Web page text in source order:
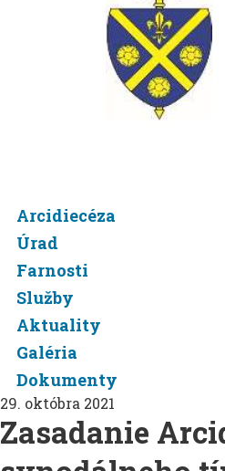
Arcidiecéza
Úrad
Farnosti
Služby
Aktuality
Galéria
Dokumenty
29. októbra 2021
Zasadanie